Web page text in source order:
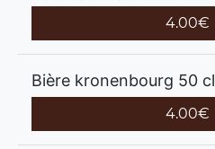
4.00€
Bière kronenbourg 50 cl
4.00€